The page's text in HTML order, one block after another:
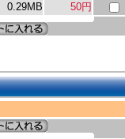
0.29MB 50円